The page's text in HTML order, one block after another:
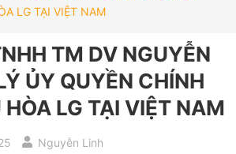
LG TẠI VIỆT NAM
TM DV NGUYỄN
ỦY QUYỀN CHÍNH
LG TẠI VIỆT NAM
Nguyễn Linh